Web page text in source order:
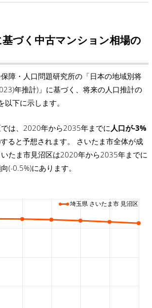
基づく中古マンション相場の
障・人口問題研究所の「日本の地域別将
年推計)」に基づく、将来の人口推計の
下に示します。
は、2020年から2035年までに 人口が-3%
すると予想されます。 さいたま市全体が成
たま市見沼区は2020年から2035年までに
(-0.5%)にあります。
埼玉県 さいたま市 見沼区